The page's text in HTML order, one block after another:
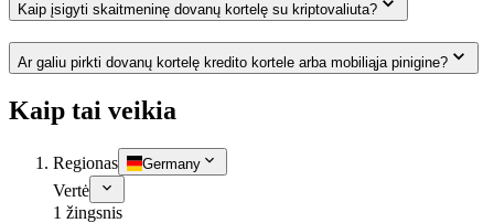
Kaip įsigyti skaitmeninę dovanų kortelę su kriptovaliuta?
Ar galiu pirkti dovanų kortelę kredito kortele arba mobiliąja pinigine?
Kaip tai veikia
Regionas Germany
Vertė
1 žingsnis